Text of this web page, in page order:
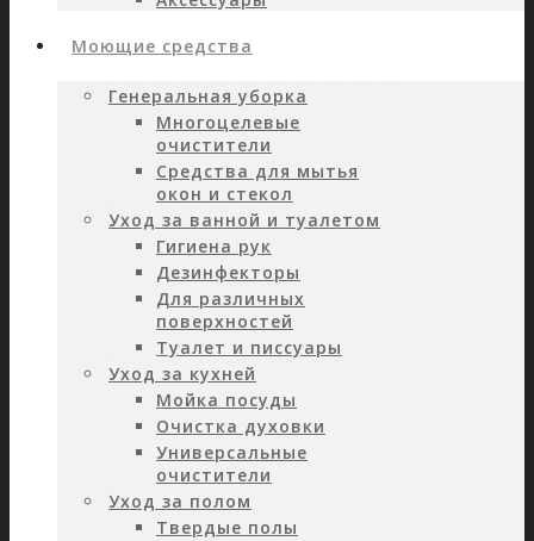
Моющие средства
Генеральная уборка
Многоцелевые
очистители
Средства для мытья
окон и стекол
Уход за ванной и туалетом
Гигиена рук
Дезинфекторы
Для различных
поверхностей
Туалет и писсуары
Уход за кухней
Мойка посуды
Очистка духовки
Универсальные
очистители
Уход за полом
Твердые полы